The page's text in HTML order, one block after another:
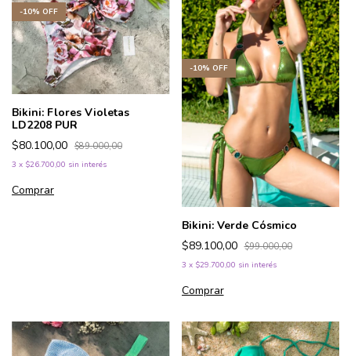
-10% OFF
Bikini: Flores Violetas
LD2208 PUR
$80.100,00 $89.000,00
3 x $26.700,00 sin interés
Comprar
-10% OFF
Bikini: Verde Cósmico
$89.100,00 $99.000,00
3 x $29.700,00 sin interés
Comprar